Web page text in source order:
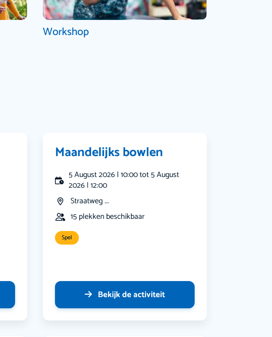
Workshop
Maandelijks bowlen
5 August 2026 | 10:00 tot 5 August
2026 | 12:00
Straatweg ...
15 plekken beschikbaar
Spel
Bekijk de activiteit